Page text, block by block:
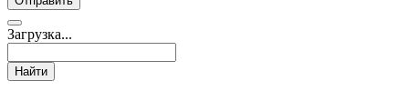
Загрузка...
Найти